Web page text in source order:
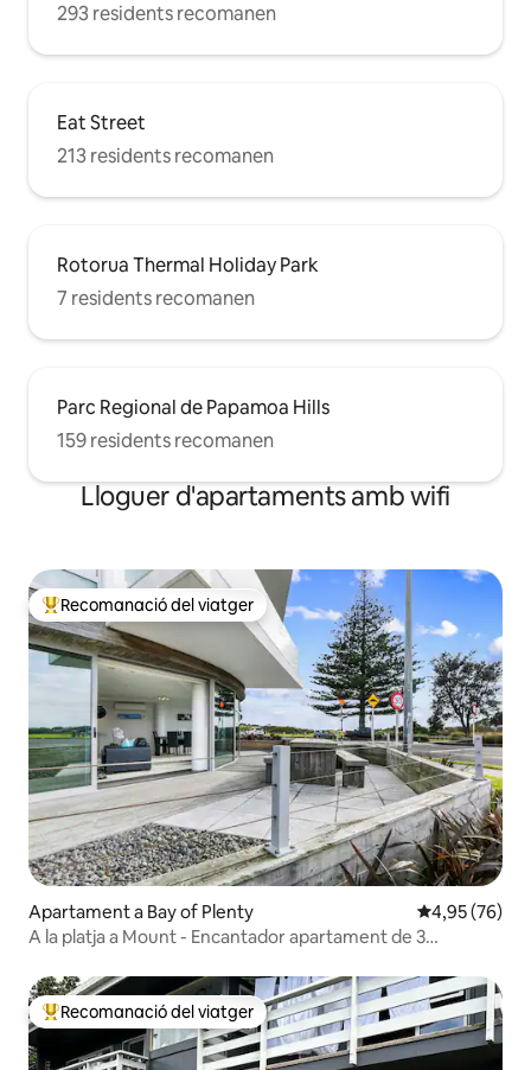
293 residents recomanen
Eat Street
213 residents recomanen
Rotorua Thermal Holiday Park
7 residents recomanen
Parc Regional de Papamoa Hills
159 residents recomanen
Lloguer d'apartaments amb wifi
Principals recomanacions dels viatgers
Recomanació del viatger
Apartament a Bay of Plenty 4,95 de
4,95 (76)
A la platja a Mount - Encantador apartament de 3
Principals recomanacions dels viatgers
Recomanació del viatger